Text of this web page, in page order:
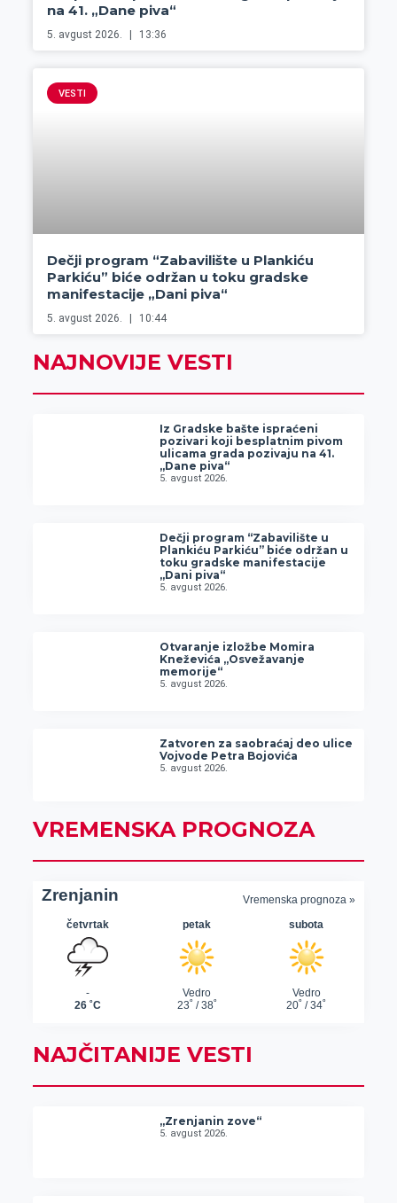
na 41. „Dane piva“
5. avgust 2026. 13:36
VESTI
Dečji program “Zabavilište u Plankiću
Parkiću” biće održan u toku gradske
manifestacije „Dani piva“
5. avgust 2026. 10:44
NAJNOVIJE VESTI
Iz Gradske bašte ispraćeni
pozivari koji besplatnim pivom
ulicama grada pozivaju na 41.
„Dane piva“
5. avgust 2026.
Dečji program “Zabavilište u
Plankiću Parkiću” biće održan u
toku gradske manifestacije
„Dani piva“
5. avgust 2026.
Otvaranje izložbe Momira
Kneževića „Osvežavanje
memorije“
5. avgust 2026.
Zatvoren za saobraćaj deo ulice
Vojvode Petra Bojovića
5. avgust 2026.
VREMENSKA PROGNOZA
NAJČITANIJE VESTI
„Zrenjanin zove“
5. avgust 2026.